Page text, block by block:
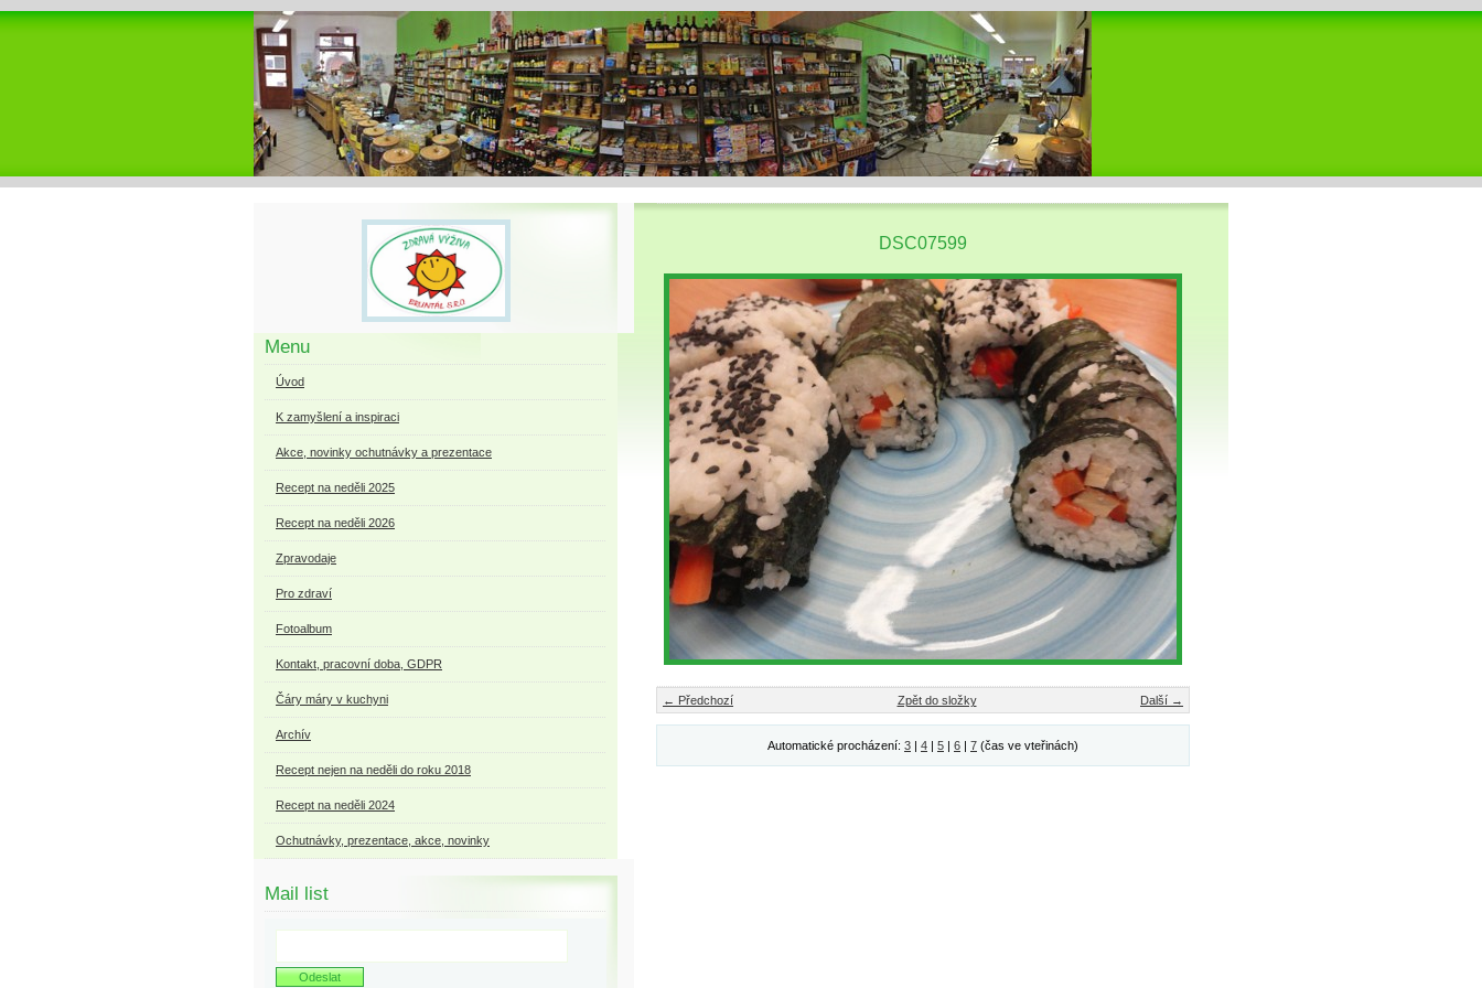
DSC07599
← Předchozí Další →
Zpět do složky
Automatické procházení: 3 | 4 | 5 | 6 | 7 (čas ve vteřinách)
Menu
Úvod
K zamyšlení a inspiraci
Akce, novinky ochutnávky a prezentace
Recept na neděli 2025
Recept na neděli 2026
Zpravodaje
Pro zdraví
Fotoalbum
Kontakt, pracovní doba, GDPR
Čáry máry v kuchyni
Archív
Recept nejen na neděli do roku 2018
Recept na neděli 2024
Ochutnávky, prezentace, akce, novinky
Mail list